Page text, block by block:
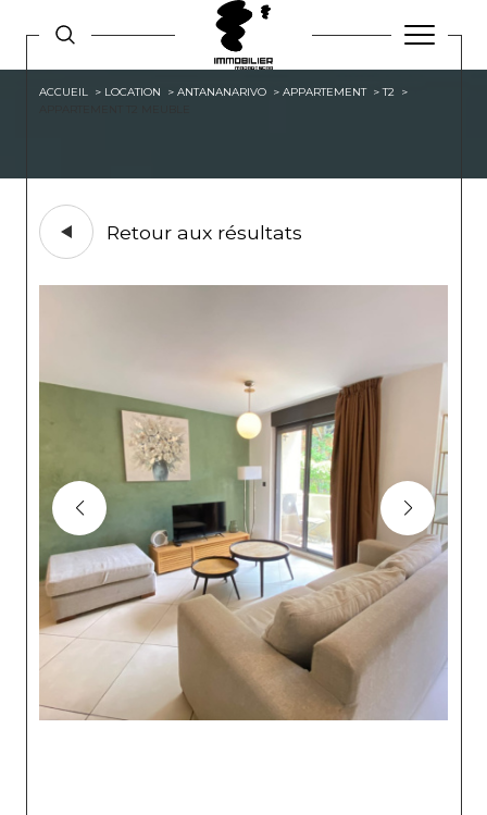
ACCUEIL LOCATION ANTANANARIVO APPARTEMENT
T2
Retour aux résultats